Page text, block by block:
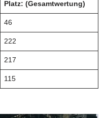
Platz: (Gesamtwertung)
46
222
217
115